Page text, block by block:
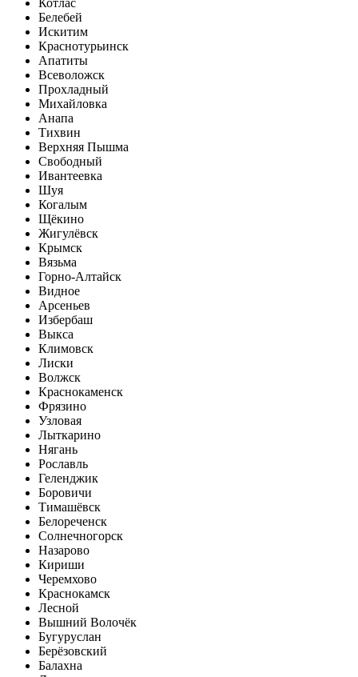
Котлас
Белебей
Искитим
Краснотурьинск
Апатиты
Всеволожск
Прохладный
Михайловка
Анапа
Тихвин
Верхняя Пышма
Свободный
Ивантеевка
Шуя
Когалым
Щёкино
Жигулёвск
Крымск
Вязьма
Горно-Алтайск
Видное
Арсеньев
Избербаш
Выкса
Климовск
Лиски
Волжск
Краснокаменск
Фрязино
Узловая
Лыткарино
Нягань
Рославль
Геленджик
Боровичи
Тимашёвск
Белореченск
Солнечногорск
Назарово
Кириши
Черемхово
Краснокамск
Лесной
Вышний Волочёк
Бугуруслан
Берёзовский
Балахна